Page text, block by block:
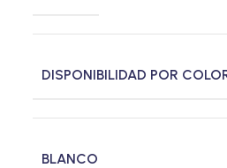
DISPONIBILIDAD POR
BLANCO